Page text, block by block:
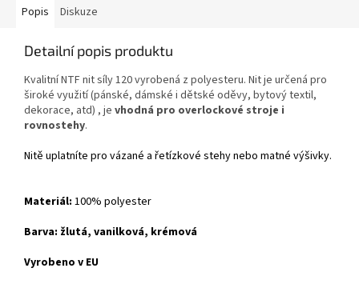
Popis Diskuze
Detailní popis produktu
Kvalitní NTF nit síly 120 vyrobená z polyesteru. Nit je určená pro
široké využití (pánské, dámské i dětské oděvy, bytový textil,
dekorace, atd) , je vhodná pro overlockové stroje i
rovnostehy.
Nitě uplatníte pro vázané a řetízkové stehy nebo matné výšivky.
Materiál: 100% polyester
Barva: žlutá, vanilková, krémová
Vyrobeno v EU